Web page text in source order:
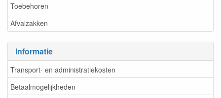
Toebehoren
Afvalzakken
Informatie
Transport- en administratiekosten
Betaalmogelijkheden